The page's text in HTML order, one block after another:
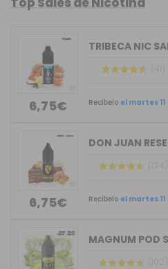
6,75€
(41)
Recíbelo el martes 11
6,75€
(124)
Recíbelo el martes 11
(102)